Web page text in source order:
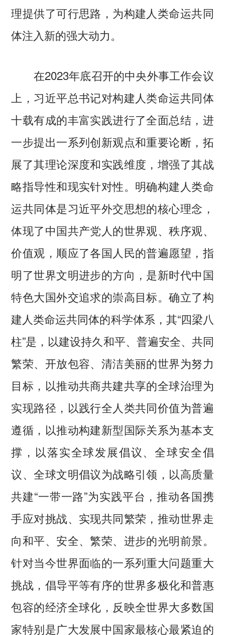
理提供了可行思路，为构建人类命运共同
体注入新的强大动力。
在2023年底召开的中央外事工作会议
上，习近平总书记对构建人类命运共同体
十载有成的丰富实践进行了全面总结，进
一步提出一系列创新观点和重要论断，拓
展了其理论深度和实践维度，增强了其战
略指导性和现实针对性。明确构建人类命
运共同体是习近平外交思想的核心理念，
体现了中国共产党人的世界观、秩序观、
价值观，顺应了各国人民的普遍愿望，指
明了世界文明进步的方向，是新时代中国
特色大国外交追求的崇高目标。确立了构
建人类命运共同体的科学体系，其“四梁八
柱”是，以建设持久和平、普遍安全、共同
繁荣、开放包容、清洁美丽的世界为努力
目标，以推动共商共建共享的全球治理为
实现路径，以践行全人类共同价值为普遍
遵循，以推动构建新型国际关系为基本支
撑，以落实全球发展倡议、全球安全倡
议、全球文明倡议为战略引领，以高质量
共建“一带一路”为实践平台，推动各国携
手应对挑战、实现共同繁荣，推动世界走
向和平、安全、繁荣、进步的光明前景。
针对当今世界面临的一系列重大问题重大
挑战，倡导平等有序的世界多极化和普惠
包容的经济全球化，反映全世界大多数国
家特别是广大发展中国家最核心最紧迫的